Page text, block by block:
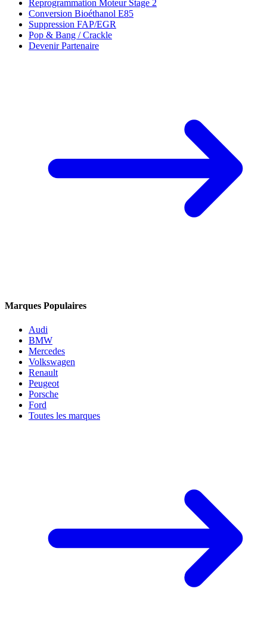
Reprogrammation Moteur Stage 2
Conversion Bioéthanol E85
Suppression FAP/EGR
Pop & Bang / Crackle
Devenir Partenaire
Marques Populaires
Audi
BMW
Mercedes
Volkswagen
Renault
Peugeot
Porsche
Ford
Toutes les marques